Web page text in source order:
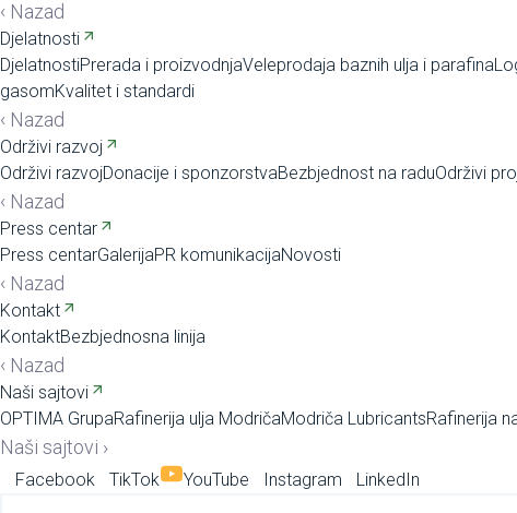
‹ Nazad
Djelatnosti
DjelatnostiPrerada i proizvodnjaVeleprodaja baznih ulja i parafina
gasomKvalitet i standardi
‹ Nazad
Održivi razvoj
Održivi razvojDonacije i sponzorstvaBezbjednost na raduOdrživi
‹ Nazad
Press centar
Press centarGalerijaPR komunikacijaNovosti
‹ Nazad
Kontakt
KontaktBezbjednosna linija
‹ Nazad
Naši sajtovi
OPTIMA GrupaRafinerija ulja ModričaModriča LubricantsRafinerija
Naši sajtovi ›
Facebook TikTok YouTube Instagram LinkedIn